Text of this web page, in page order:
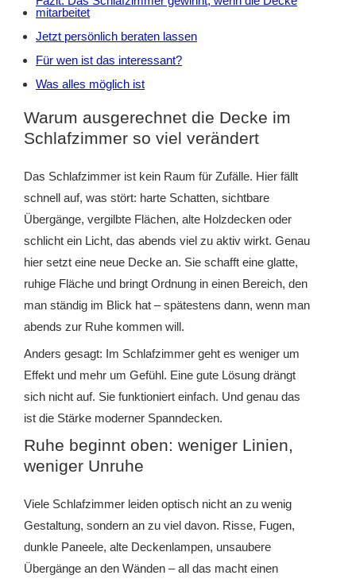
mitarbeitet
Jetzt persönlich beraten lassen
Für wen ist das interessant?
Was alles möglich ist
Warum ausgerechnet die Decke im
Schlafzimmer so viel verändert
Das Schlafzimmer ist kein Raum für Zufälle. Hier fällt
schnell auf, was stört: harte Schatten, sichtbare
Übergänge, vergilbte Flächen, alte Holzdecken oder
schlicht ein Licht, das abends viel zu aktiv wirkt. Genau
hier setzt eine neue Decke an. Sie schafft eine glatte,
ruhige Fläche und bringt Ordnung in einen Bereich, den
man ständig im Blick hat – spätestens dann, wenn man
abends zur Ruhe kommen will.
Anders gesagt: Im Schlafzimmer geht es weniger um
Effekt und mehr um Gefühl. Eine gute Lösung drängt
sich nicht auf. Sie funktioniert einfach. Und genau das
ist die Stärke moderner Spanndecken.
Ruhe beginnt oben: weniger Linien,
weniger Unruhe
Viele Schlafzimmer leiden optisch nicht an zu wenig
Gestaltung, sondern an zu viel davon. Risse, Fugen,
dunkle Paneele, alte Deckenlampen, unsaubere
Übergänge an den Wänden – all das macht einen